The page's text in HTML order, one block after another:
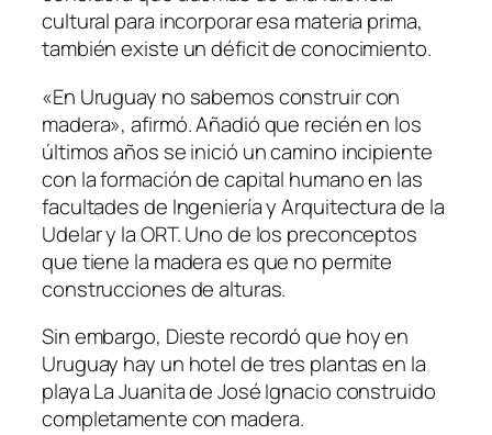
cultural para incorporar esa materia prima,
también existe un déficit de conocimiento.
«En Uruguay no sabemos construir con
madera», afirmó. Añadió que recién en los
últimos años se inició un camino incipiente
con la formación de capital humano en las
facultades de Ingeniería y Arquitectura de la
Udelar y la ORT. Uno de los preconceptos
que tiene la madera es que no permite
construcciones de alturas.
Sin embargo, Dieste recordó que hoy en
Uruguay hay un hotel de tres plantas en la
playa La Juanita de José Ignacio construido
completamente con madera.